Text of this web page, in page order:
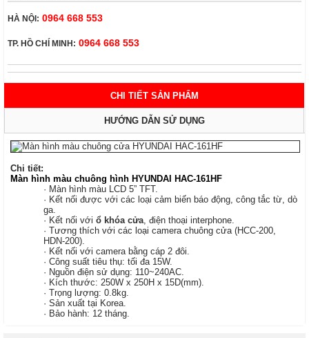
HÀ NỘI: 0964 668 553
TP. HỒ CHÍ MINH: 0964 668 553
CHI TIẾT SẢN PHẨM
HƯỚNG DẪN SỬ DỤNG
Chi tiết:
Màn hình màu chuông hìnhHYUNDAI HAC-161HF
· Màn hình màu LCD 5” TFT.
· Kết nối được với các loại cảm biến báo động, công tắc từ, dò
ga.
· Kết nối với ổ khóa cửa, điện thoại interphone.
· Tương thích với các loại camera chuông cửa (HCC-200,
HDN-200).
· Kết nối với camera bằng cáp 2 đôi.
· Công suất tiêu thụ: tối đa 15W.
· Nguồn điện sử dụng: 110~240AC.
· Kích thước: 250W x 250H x 15D(mm).
· Trọng lượng: 0.8kg.
· Sản xuất tại Korea.
· Bảo hành: 12 tháng.